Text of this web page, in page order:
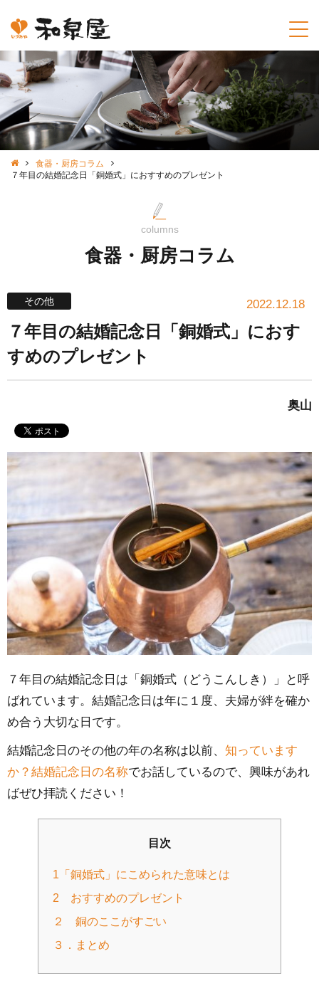
食器・厨房コラム
７年目の結婚記念日「銅婚式」におすすめのプレゼント
columns
食器・厨房コラム
その他 2022.12.18
７年目の結婚記念日「銅婚式」におす
すめのプレゼント
奥山
７年目の結婚記念日は「銅婚式（どうこんしき）」と呼
ばれています。結婚記念日は年に１度、夫婦が絆を確か
め合う大切な日です。
結婚記念日のその他の年の名称は以前、 知っています
か？結婚記念日の名称でお話しているので、興味があれ
ばぜひ拝読ください！
目次
1「銅婚式」にこめられた意味とは
2 おすすめのプレゼント
２ 銅のここがすごい
３．まとめ